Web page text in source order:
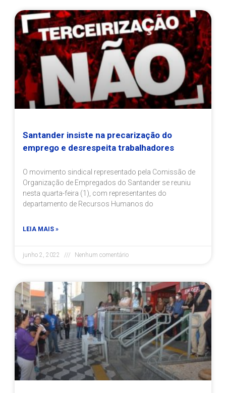
Santander insiste na precarização do
emprego e desrespeita trabalhadores
O movimento sindical representado pela Comissão de
Organização de Empregados do Santander se reuniu
nesta quarta-feira (1), com representantes do
departamento de Recursos Humanos do
LEIA MAIS »
junho 2, 2022 Nenhum comentário